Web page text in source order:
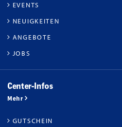
EVENTS
NEUIGKEITEN
ANGEBOTE
JOBS
Center-Infos
Mehr
GUTSCHEIN